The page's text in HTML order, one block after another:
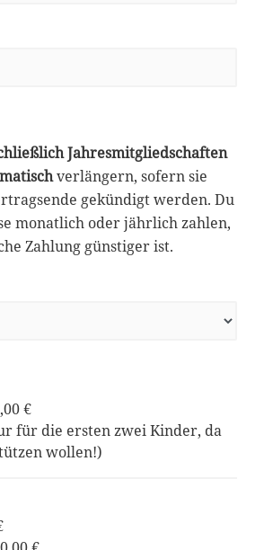
Jahresmitgliedschaften
verlängern, sofern sie
gekündigt werden. Du
monatlich oder jährlich zahlen,
Zahlung günstiger ist.
€
für die ersten zwei Kinder, da
wollen!)